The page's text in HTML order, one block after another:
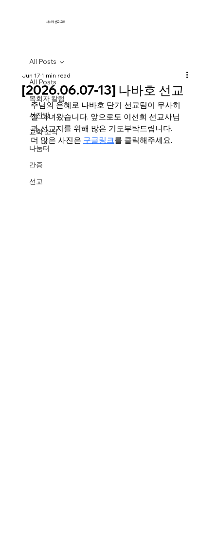
새누리 선교 교회
All Posts
목회자 칼럼
사진방
교회 소식
나눔터
간증
선교
All Posts
[2026.06.07-13] 나바호 선교
Jun 171 min read
주님의 은혜로 나바호 단기 선교팀이 무사히
잘 다녀왔습니다. 앞으로도 이선희 선교사님
과 선교지를 위해 많은 기도부탁드립니다.
더 많은 사진은 구글링크를 클릭해주세요.